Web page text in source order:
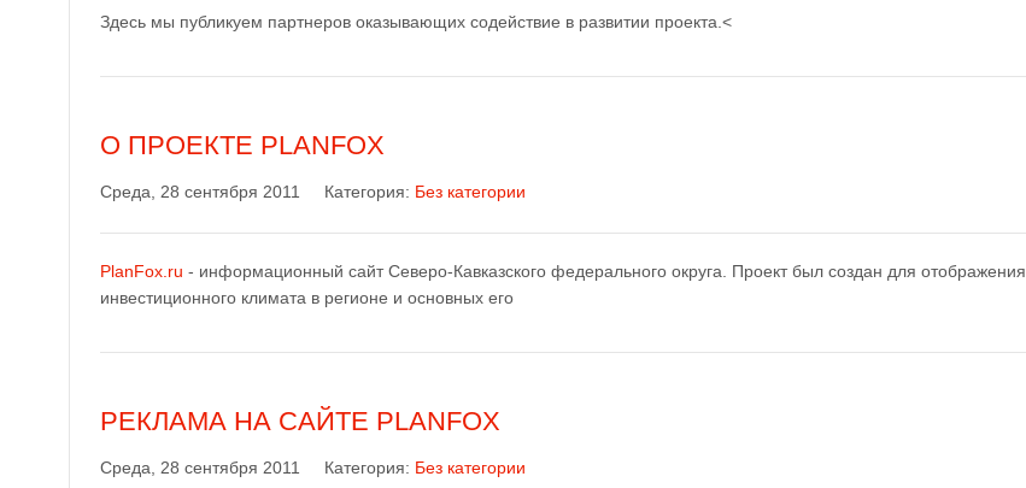
Здесь мы публикуем партнеров оказывающих содействие в развитии проекта.<
О ПРОЕКТЕ PLANFOX
Среда, 28 сентября 2011 Категория: Без категории
PlanFox.ru - информационный сайт Северо-Кавказского федерального округа. Проект был создан для отображения
инвестиционного климата в регионе и основных его
РЕКЛАМА НА САЙТЕ PLANFOX
Среда, 28 сентября 2011 Категория: Без категории